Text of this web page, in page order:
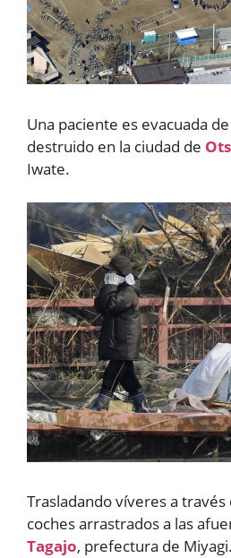
Una paciente es evacuada
destruido en la ciudad de
Iwate.
Trasladando víveres a través
coches arrastrados a las
Tagajo, prefectura de Miyagi.